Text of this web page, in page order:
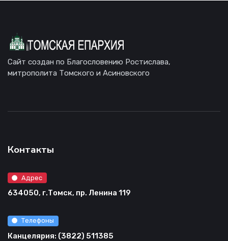
Сайт создан по Благословению Ростислава,
митрополита Томского и Асиновского
Контакты
Адрес
634050, г.Томск, пр. Ленина 119
Телефоны
Канцелярия: (3822) 511385